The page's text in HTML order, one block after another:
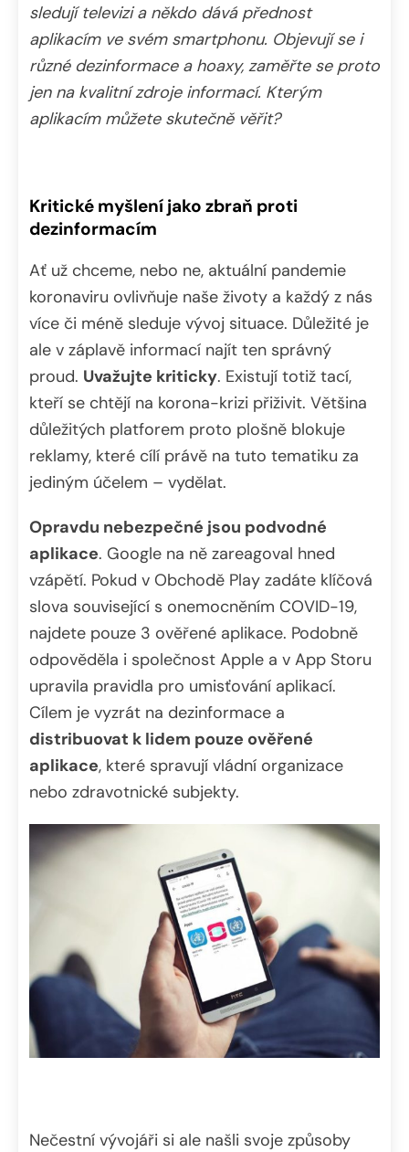
sledují televizi a někdo dává přednost
aplikacím ve svém smartphonu. Objevují se i
různé dezinformace a hoaxy, zaměřte se proto
jen na kvalitní zdroje informací. Kterým
aplikacím můžete skutečně věřit?
Kritické myšlení jako zbraň proti
dezinformacím
Ať už chceme, nebo ne, aktuální pandemie
koronaviru ovlivňuje naše životy a každý z nás
více či méně sleduje vývoj situace. Důležité je
ale v záplavě informací najít ten správný
proud. Uvažujte kriticky. Existují totiž tací,
kteří se chtějí na korona-krizi přiživit. Většina
důležitých platforem proto plošně blokuje
reklamy, které cílí právě na tuto tematiku za
jediným účelem – vydělat.
Opravdu nebezpečné jsou podvodné
aplikace. Google na ně zareagoval hned
vzápětí. Pokud v Obchodě Play zadáte klíčová
slova související s onemocněním COVID-19,
najdete pouze 3 ověřené aplikace. Podobně
odpověděla i společnost Apple a v App Storu
upravila pravidla pro umisťování aplikací.
Cílem je vyzrát na dezinformace a
distribuovat k lidem pouze ověřené
aplikace, které spravují vládní organizace
nebo zdravotnické subjekty.
Nečestní vývojáři si ale našli svoje způsoby